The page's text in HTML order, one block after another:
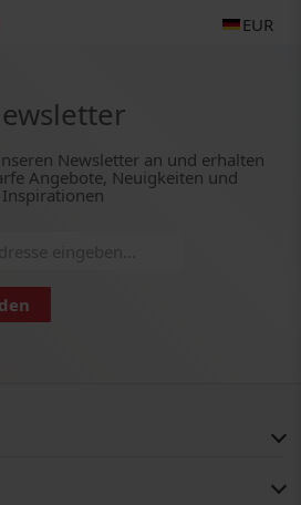
EUR
Newsletter an und erhalten
Angebote, Neuigkeiten und
Inspirationen